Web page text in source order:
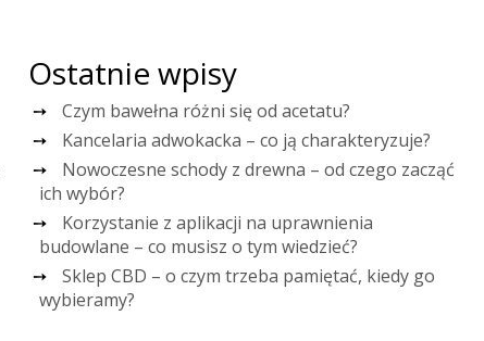
Ostatnie wpisy
Czym bawełna różni się od acetatu?
Kancelaria adwokacka – co ją charakteryzuje?
Nowoczesne schody z drewna – od czego zacząć
ich wybór?
Korzystanie z aplikacji na uprawnienia
budowlane – co musisz o tym wiedzieć?
Sklep CBD – o czym trzeba pamiętać, kiedy go
wybieramy?